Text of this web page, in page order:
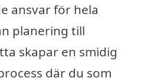
ansvar för hela
planering till
skapar en smidig
där du som